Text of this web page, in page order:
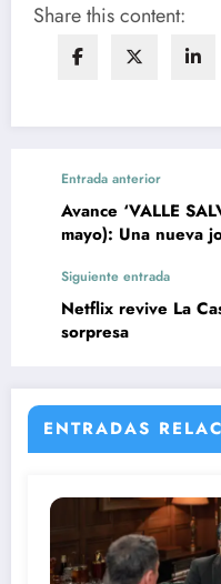
Share this content:
Entrada anterior
Avance ‘VALLE
mayo): Una nueva
Siguiente entrada
Netflix revive La
sorpresa
ENTRADAS